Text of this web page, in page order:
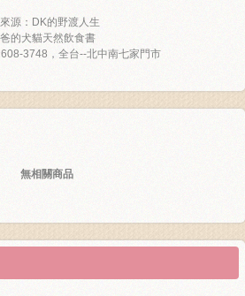
源：DK的野渡人生
的犬貓天然飲食書
3748，全台--北中南七家門市
無相關商品